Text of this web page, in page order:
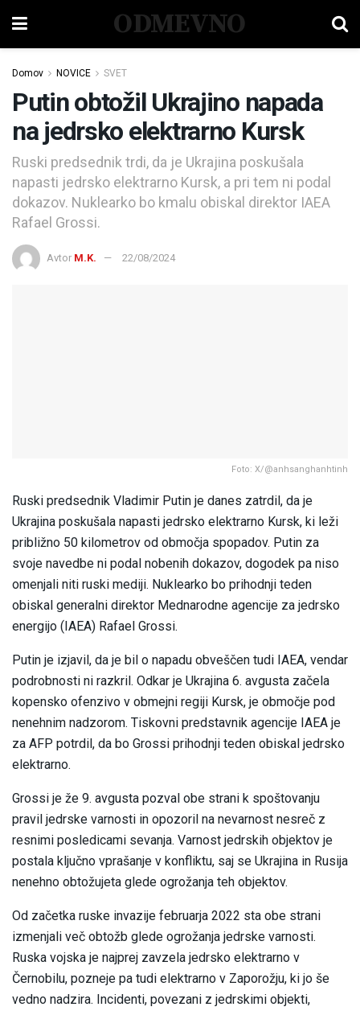
ODMEVNO
Domov NOVICE SVET
Putin obtožil Ukrajino napada
na jedrsko elektrarno Kursk
Ruski predsednik trdi, da je Ukrajina poskušala
napasti jedrsko elektrarno Kursk, a pri tem ni podal
dokazov. Nuklearko bo kmalu obiskal direktor IAEA
Rafael Grossi.
Avtor M.K. 22/08/2024
Foto: X/@anhsanghanhtinh
Ruski predsednik Vladimir Putin je danes zatrdil, da je
Ukrajina poskušala napasti jedrsko elektrarno Kursk, ki leži
približno 50 kilometrov od območja spopadov. Putin za
svoje navedbe ni podal nobenih dokazov, dogodek pa niso
omenjali niti ruski mediji. Nuklearko bo prihodnji teden
obiskal generalni direktor Mednarodne agencije za jedrsko
energijo (IAEA) Rafael Grossi.
Putin je izjavil, da je bil o napadu obveščen tudi IAEA, vendar
podrobnosti ni razkril. Odkar je Ukrajina 6. avgusta začela
kopensko ofenzivo v obmejni regiji Kursk, je območje pod
nenehnim nadzorom. Tiskovni predstavnik agencije IAEA je
za AFP potrdil, da bo Grossi prihodnji teden obiskal jedrsko
elektrarno.
Grossi je že 9. avgusta pozval obe strani k spoštovanju
pravil jedrske varnosti in opozoril na nevarnost nesreč z
resnimi posledicami sevanja. Varnost jedrskih objektov je
postala ključno vprašanje v konfliktu, saj se Ukrajina in Rusija
nenehno obtožujeta glede ogrožanja teh objektov.
Od začetka ruske invazije februarja 2022 sta obe strani
izmenjali več obtožb glede ogrožanja jedrske varnosti.
Ruska vojska je najprej zavzela jedrsko elektrarno v
Černobilu, pozneje pa tudi elektrarno v Zaporožju, ki jo še
vedno nadzira. Incidenti, povezani z jedrskimi objekti,